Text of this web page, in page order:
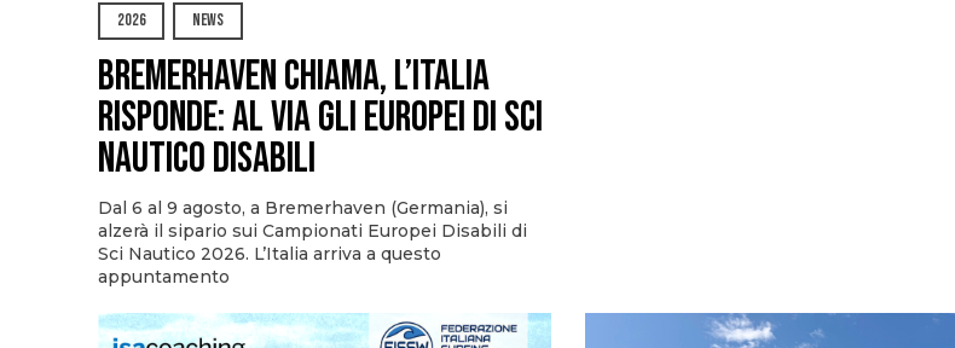
2026 NEWS
Bremerhaven chiama, l’Italia
risponde: al via gli Europei di Sci
Nautico Disabili
Dal 6 al 9 agosto, a Bremerhaven (Germania), si
alzerà il sipario sui Campionati Europei Disabili di
Sci Nautico 2026. L’Italia arriva a questo
appuntamento